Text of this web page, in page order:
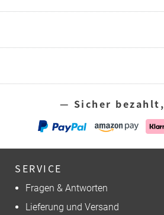
— Sicher
SERVICE
Fragen & Antworten
Lieferung und Versand